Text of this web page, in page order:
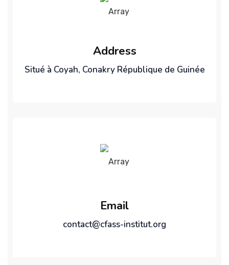
Address
Situé à Coyah, Conakry République de Guinée
Email
contact@cfass-institut.org